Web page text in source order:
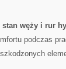
stan węży i rur
podczas